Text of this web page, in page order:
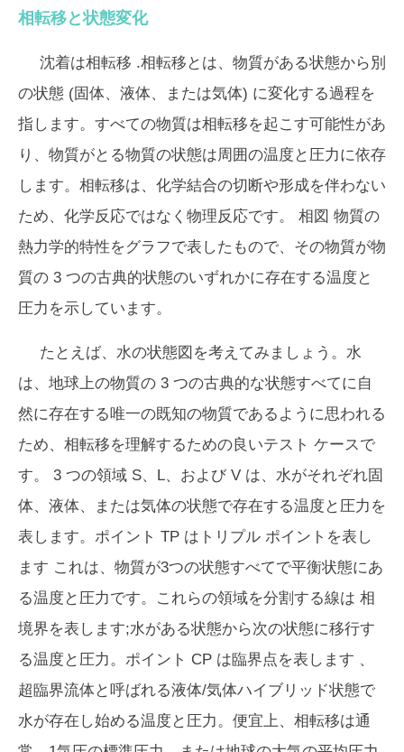
相転移と状態変化
沈着は相転移 .相転移とは、物質がある状態から別
の状態 (固体、液体、または気体) に変化する過程を
指します。すべての物質は相転移を起こす可能性があ
り、物質がとる物質の状態は周囲の温度と圧力に依存
します。相転移は、化学結合の切断や形成を伴わない
ため、化学反応ではなく物理反応です。 相図 物質の
熱力学的特性をグラフで表したもので、その物質が物
質の 3 つの古典的状態のいずれかに存在する温度と
圧力を示しています。
たとえば、水の状態図を考えてみましょう。水
は、地球上の物質の 3 つの古典的な状態すべてに自
然に存在する唯一の既知の物質であるように思われる
ため、相転移を理解するための良いテスト ケースで
す。 3 つの領域 S、L、および V は、水がそれぞれ固
体、液体、または気体の状態で存在する温度と圧力を
表します。ポイント TP は トリプル ポイント を表し
ます これは、物質が3つの状態すべてで平衡状態にあ
る温度と圧力です。これらの領域を分割する線は 相
境界を表します;水がある状態から次の状態に移行す
る温度と圧力。ポイント CP は臨界点を表します 、
超臨界流体と呼ばれる液体/気体ハイブリッド状態で
水が存在し始める温度と圧力。便宜上、相転移は通